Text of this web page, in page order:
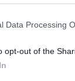
Data Processing
opt-out of the